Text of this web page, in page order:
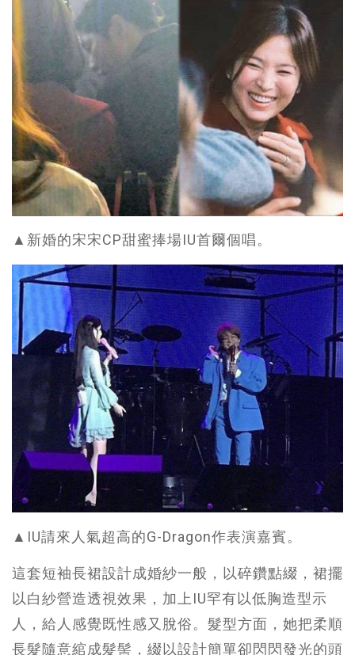
▲新婚的宋宋CP甜蜜捧場IU首爾個唱。
▲IU請來人氣超高的G-Dragon作表演嘉賓。
這套短袖長裙設計成婚紗一般，以碎鑽點綴，裙擺
以白紗營造透視效果，加上IU罕有以低胸造型示
人，給人感覺既性感又脫俗。髮型方面，她把柔順
長髮隨意綰成髮髻，綴以設計簡單卻閃閃發光的頭